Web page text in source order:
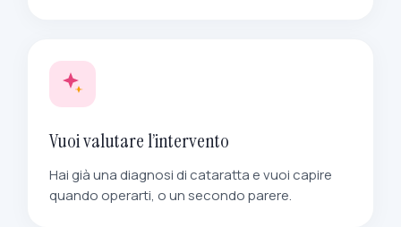
Vuoi valutare l’intervento
Hai già una diagnosi di cataratta e vuoi capire
quando operarti, o un secondo parere.